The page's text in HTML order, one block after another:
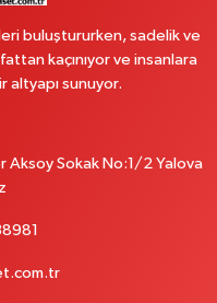
buluştururken, sadelik ve
kaçınıyor ve insanlara
altyapı sunuyor.
Aksoy Sokak No:1/2 Yalova